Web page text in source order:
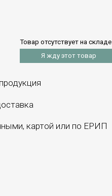
Товар отсутствует на складе
Я жду этот товар
картой или по ЕРИП